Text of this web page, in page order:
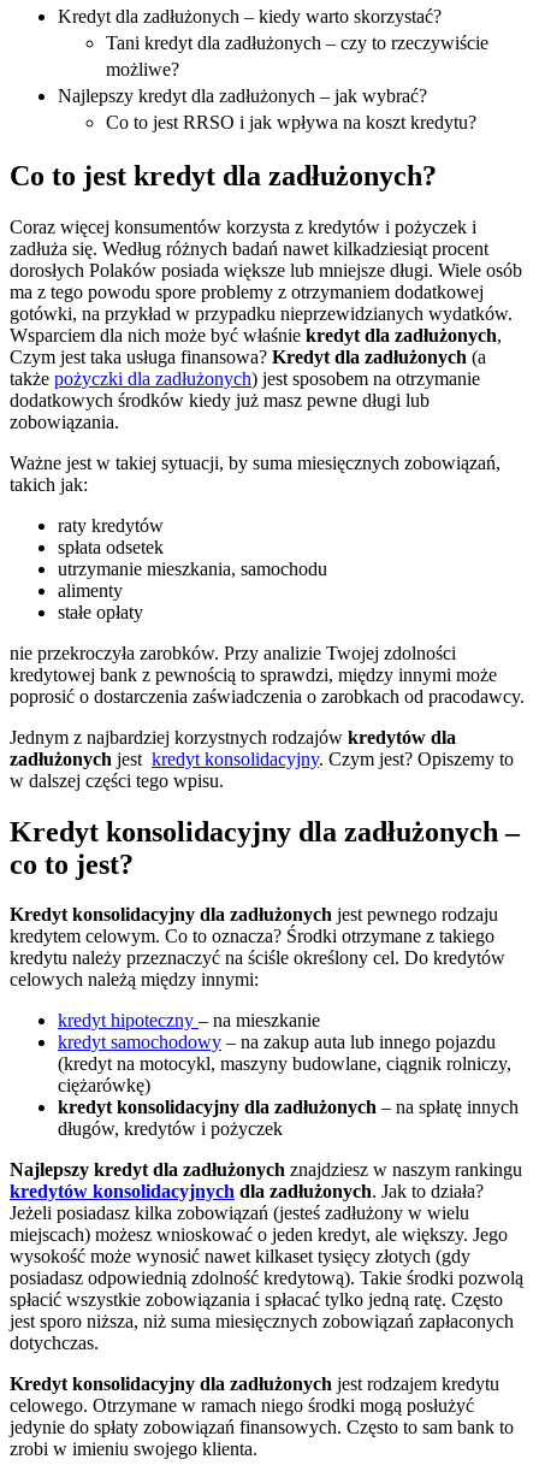
Kredyt dla zadłużonych – kiedy warto skorzystać?
Tani kredyt dla zadłużonych – czy to rzeczywiście
możliwe?
Najlepszy kredyt dla zadłużonych – jak wybrać?
Co to jest RRSO i jak wpływa na koszt kredytu?
Co to jest kredyt dla zadłużonych?
Coraz więcej konsumentów korzysta z kredytów i pożyczek i
zadłuża się. Według różnych badań nawet kilkadziesiąt procent
dorosłych Polaków posiada większe lub mniejsze długi. Wiele osób
ma z tego powodu spore problemy z otrzymaniem dodatkowej
gotówki, na przykład w przypadku nieprzewidzianych wydatków.
Wsparciem dla nich może być właśnie kredyt dla zadłużonych,
Czym jest taka usługa finansowa? Kredyt dla zadłużonych (a
także pożyczki dla zadłużonych) jest sposobem na otrzymanie
dodatkowych środków kiedy już masz pewne długi lub
zobowiązania.
Ważne jest w takiej sytuacji, by suma miesięcznych zobowiązań,
takich jak:
raty kredytów
spłata odsetek
utrzymanie mieszkania, samochodu
alimenty
stałe opłaty
nie przekroczyła zarobków. Przy analizie Twojej zdolności
kredytowej bank z pewnością to sprawdzi, między innymi może
poprosić o dostarczenia zaświadczenia o zarobkach od pracodawcy.
Jednym z najbardziej korzystnych rodzajów kredytów dla
zadłużonych jest kredyt konsolidacyjny. Czym jest? Opiszemy to
w dalszej części tego wpisu.
Kredyt konsolidacyjny dla zadłużonych –
co to jest?
Kredyt konsolidacyjny dla zadłużonych jest pewnego rodzaju
kredytem celowym. Co to oznacza? Środki otrzymane z takiego
kredytu należy przeznaczyć na ściśle określony cel. Do kredytów
celowych należą między innymi:
kredyt hipoteczny – na mieszkanie
kredyt samochodowy – na zakup auta lub innego pojazdu
(kredyt na motocykl, maszyny budowlane, ciągnik rolniczy,
ciężarówkę)
kredyt konsolidacyjny dla zadłużonych – na spłatę innych
długów, kredytów i pożyczek
Najlepszy kredyt dla zadłużonych znajdziesz w naszym rankingu
kredytów konsolidacyjnych dla zadłużonych. Jak to działa?
Jeżeli posiadasz kilka zobowiązań (jesteś zadłużony w wielu
miejscach) możesz wnioskować o jeden kredyt, ale większy. Jego
wysokość może wynosić nawet kilkaset tysięcy złotych (gdy
posiadasz odpowiednią zdolność kredytową). Takie środki pozwolą
spłacić wszystkie zobowiązania i spłacać tylko jedną ratę. Często
jest sporo niższa, niż suma miesięcznych zobowiązań zapłaconych
dotychczas.
Kredyt konsolidacyjny dla zadłużonych jest rodzajem kredytu
celowego. Otrzymane w ramach niego środki mogą posłużyć
jedynie do spłaty zobowiązań finansowych. Często to sam bank to
zrobi w imieniu swojego klienta.